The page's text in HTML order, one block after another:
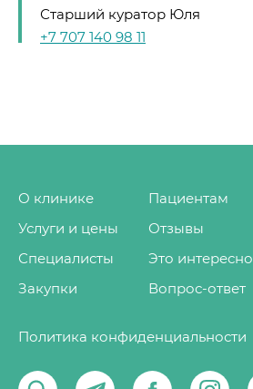
Старший куратор Юля
+7 707 140 98 11
О клинике
Услуги и цены
Специалисты
Закупки
Пациентам
Отзывы
Это интересно
Вопрос-ответ
Политика конфиденциальности